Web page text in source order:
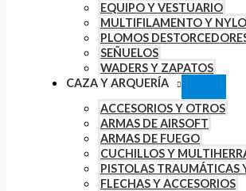
EQUIPO Y VESTUARIO
MULTIFILAMENTO Y
PLOMOS
SEÑUELOS
WADERS Y ZAPATOS
CAZA Y ARQUERÍA
ACCESORIOS Y OTROS
ARMAS DE AIRSOFT
ARMAS DE FUEGO
CUCHILLOS Y
PISTOLAS TRAUMÁTICAS
FLECHAS Y ACCESORIOS